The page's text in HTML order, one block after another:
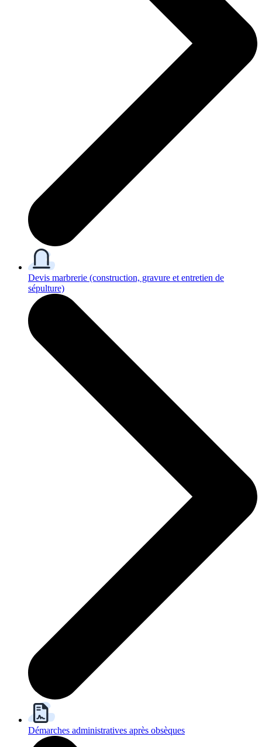
Devis marbrerie (construction, gravure et entretien de
sépulture)
Démarches administratives après obsèques